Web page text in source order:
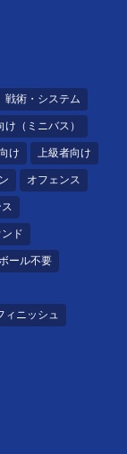
戦術・システム
け（ミニバス）
け 上級者向け
オフェンス
ド
ール不要
ィニッシュ